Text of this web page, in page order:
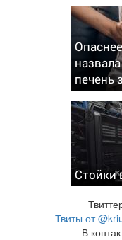
печень
Стойки
Твиты от
В